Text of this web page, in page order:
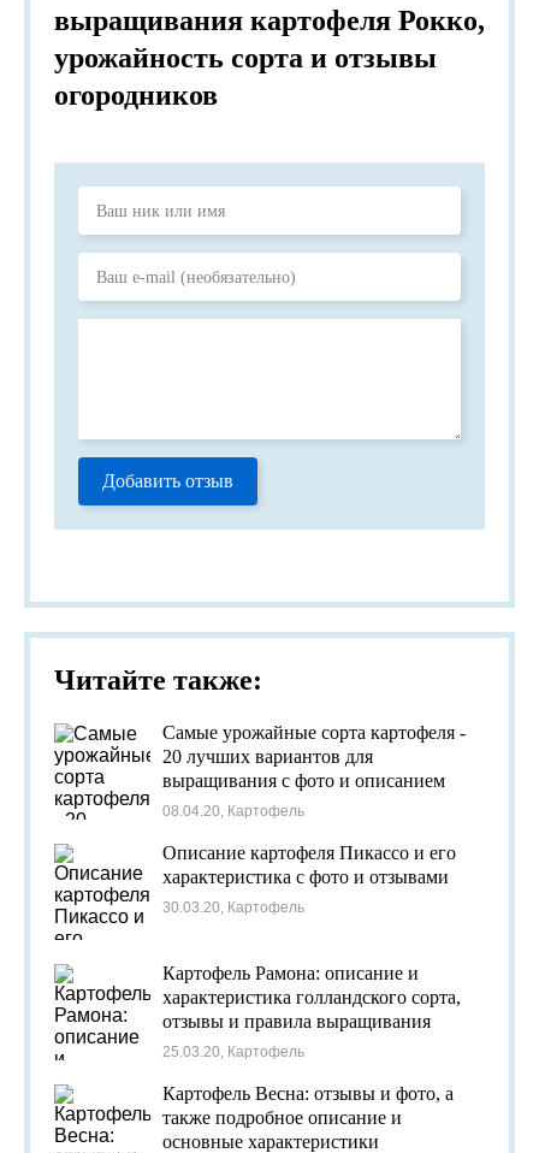
выращивания картофеля Рокко,
урожайность сорта и отзывы
огородников
Добавить отзыв
Читайте также:
Самые урожайные сорта картофеля -
20 лучших вариантов для
выращивания с фото и описанием
08.04.20, Картофель
Описание картофеля Пикассо и его
характеристика с фото и отзывами
30.03.20, Картофель
Картофель Рамона: описание и
характеристика голландского сорта,
отзывы и правила выращивания
25.03.20, Картофель
Картофель Весна: отзывы и фото, а
также подробное описание и
основные характеристики